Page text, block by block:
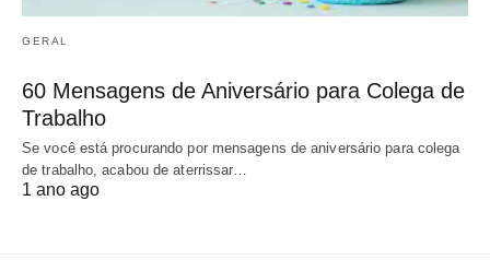
GERAL
60 Mensagens de Aniversário para Colega de
Trabalho
Se você está procurando por mensagens de aniversário para colega
de trabalho, acabou de aterrissar…
1 ano ago